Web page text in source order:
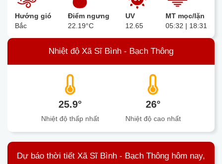
Hướng gió
Bắc
Điểm ngưng
22.19°C
UV
12.65
MT mọc/lặn
05:32 | 18:31
Nhiệt độ Xã Sĩ Bình - Bạch Thông
25.9°
Nhiệt độ thấp nhất
26°
Nhiệt độ cao nhất
Dự báo thời tiết Xã Sĩ Bình - Bạch Thông hôm nay,